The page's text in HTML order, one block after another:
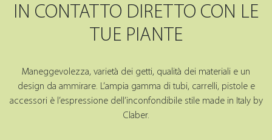
IN CONTATTO DIRETTO CON LE
TUE PIANTE
Maneggevolezza, varietà dei getti, qualità dei materiali e un
design da ammirare. L’ampia gamma di tubi, carrelli, pistole e
accessori è l’espressione dell’inconfondibile stile made in Italy by
Claber.